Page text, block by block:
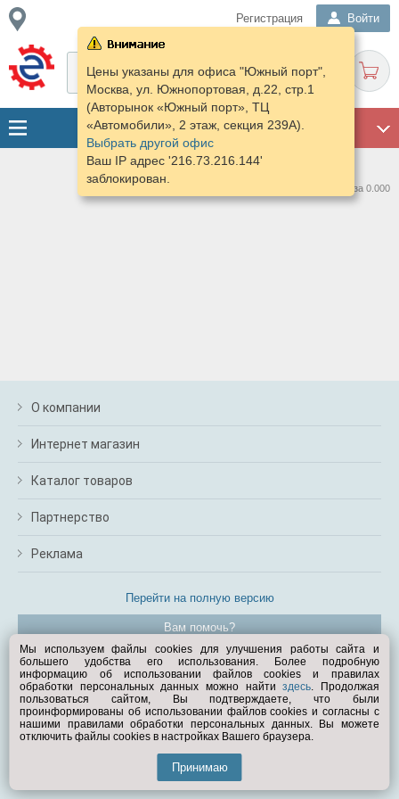
Регистрация Войти
Цены указаны для офиса "Южный порт",
Москва, ул. Южнопортовая, д.22, стр.1
(Авторынок «Южный порт», ТЦ
«Автомобили», 2 этаж, секция 239А).
Выбрать другой офис
Ваш IP адрес '216.73.216.144'
заблокирован.
Нашлось предложений: 0 за 0.000
О компании
Интернет магазин
Каталог товаров
Партнерство
Реклама
Перейти на полную версию
Вам помочь?
© Exist.ru 1998—2026
Мы используем файлы cookies для улучшения работы сайта и
большего удобства его использования. Более подробную
информацию об использовании файлов cookies и правилах
обработки персональных данных можно найтиздесь. Продолжая
пользоваться сайтом, Вы подтверждаете, что были
проинформированы об использовании файлов cookies и согласны с
нашими правилами обработки персональных данных. Вы можете
отключить файлы cookies в настройках Вашего браузера.
Принимаю